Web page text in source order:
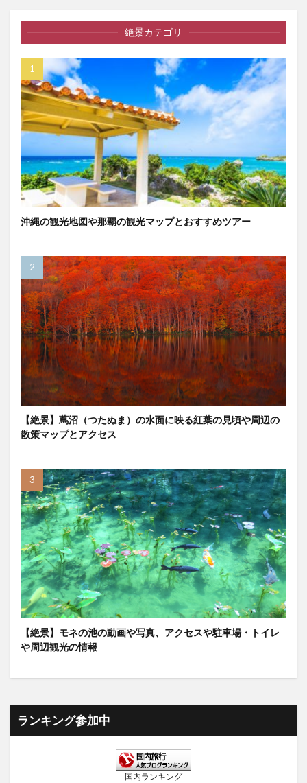
絶景カテゴリ
沖縄の観光地図や那覇の観光マップとおすすめツアー
【絶景】蔦沼（つたぬま）の水面に映る紅葉の見頃や周辺の
散策マップとアクセス
【絶景】モネの池の動画や写真、アクセスや駐車場・トイレ
や周辺観光の情報
ランキング参加中
国内ランキング